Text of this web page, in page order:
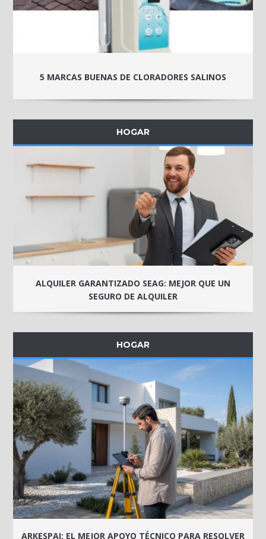
5 MARCAS BUENAS DE CLORADORES SALINOS
HOGAR
ALQUILER GARANTIZADO SEAG: MEJOR QUE UN
SEGURO DE ALQUILER
HOGAR
ARKESPAI: EL MEJOR APOYO TÉCNICO PARA RESOLVER